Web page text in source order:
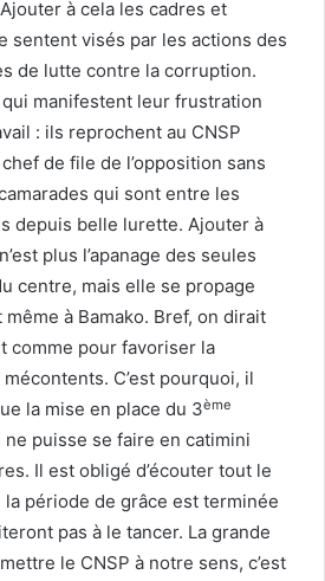
à cela les cadres et
sentent visés par les actions des
de lutte contre la corruption.
manifestent leur frustration
: ils reprochent au CNSP
de file de l’opposition sans
qui sont entre les
depuis belle lurette. Ajouter à
plus l’apanage des seules
centre, mais elle se propage
à Bamako. Bref, on dirait
comme pour favoriser la
C’est pourquoi, il
la mise en place du 3ème
puisse se faire en catimini
Il est obligé d’écouter tout le
période de grâce est terminée
pas à le tancer. La grande
le CNSP à notre sens, c’est